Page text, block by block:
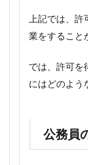
上記では、
業をすること
では、許可を
にはどのよう
公務員